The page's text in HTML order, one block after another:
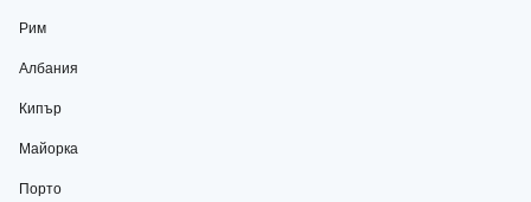
Рим
Албания
Кипър
Майорка
Порто